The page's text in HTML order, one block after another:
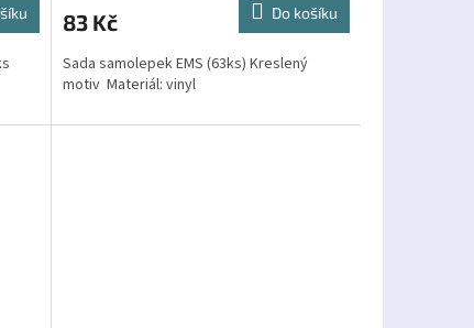
83 Kč Do košíku
Sada samolepek EMS (63ks) Kreslený
motiv Materiál: vinyl